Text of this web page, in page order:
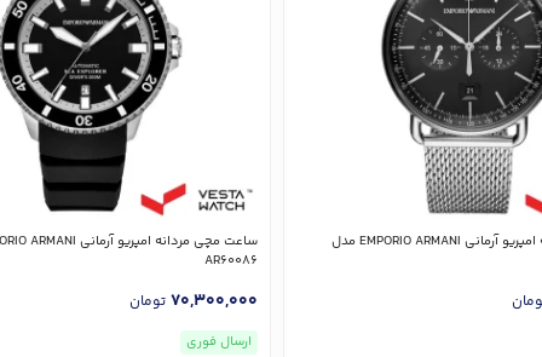
ساعت مچی مردانه امپریو آرمانی EMPORIO ARMANI مدل
AR60086
70,300,000 تومان
ارسال فوری